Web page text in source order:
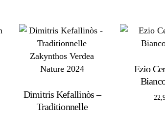
Dimitris Kefallinòs –
Traditionnelle
Ezio